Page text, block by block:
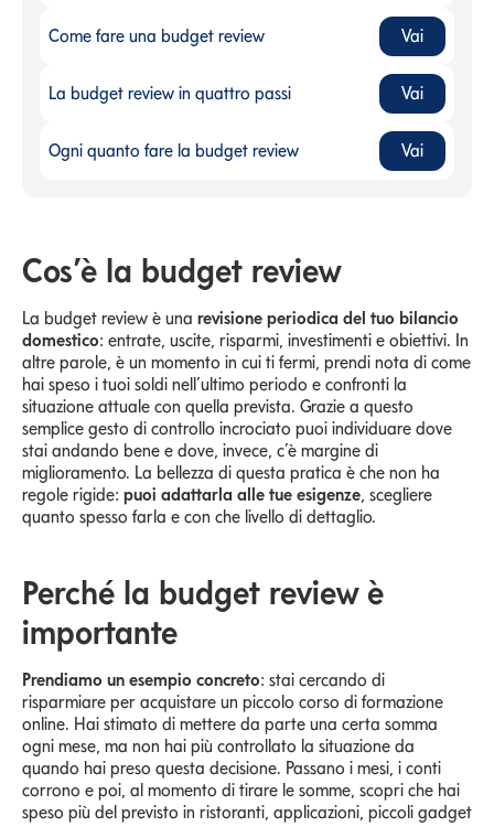
Come fare una budget review
Come fare una budget review Vai
La budget review in quattro passi-
La budget review in quattro passi Vai
Ogni quanto fare la budget review
Ogni quanto fare la budget review Vai
Cos’è la budget review
La budget review è una revisione periodica del tuo bilancio
domestico: entrate, uscite, risparmi, investimenti e obiettivi. In
altre parole, è un momento in cui ti fermi, prendi nota di come
hai speso i tuoi soldi nell’ultimo periodo e confronti la
situazione attuale con quella prevista. Grazie a questo
semplice gesto di controllo incrociato puoi individuare dove
stai andando bene e dove, invece, c’è margine di
miglioramento. La bellezza di questa pratica è che non ha
regole rigide: puoi adattarla alle tue esigenze , scegliere
quanto spesso farla e con che livello di dettaglio.
Perché la budget review è
importante
Prendiamo un esempio concreto: stai cercando di
risparmiare per acquistare un piccolo corso di formazione
online. Hai stimato di mettere da parte una certa somma
ogni mese, ma non hai più controllato la situazione da
quando hai preso questa decisione. Passano i mesi, i conti
corrono e poi, al momento di tirare le somme, scopri che hai
speso più del previsto in ristoranti, applicazioni, piccoli gadget